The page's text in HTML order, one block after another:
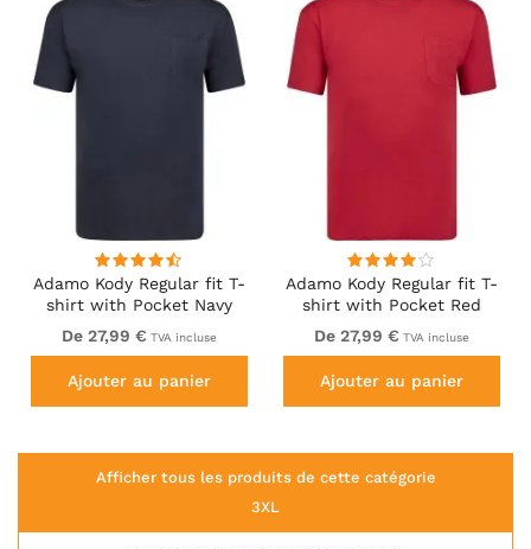
Adamo Kody Regular fit T-
shirt with Pocket Navy
De 27,99 € TVA incluse
Ajouter au panier
Adamo Kody Regular fit T-
shirt with Pocket Red
De 27,99 € TVA incluse
Ajouter au panier
Afficher tous les produits de cette catégorie
3XL